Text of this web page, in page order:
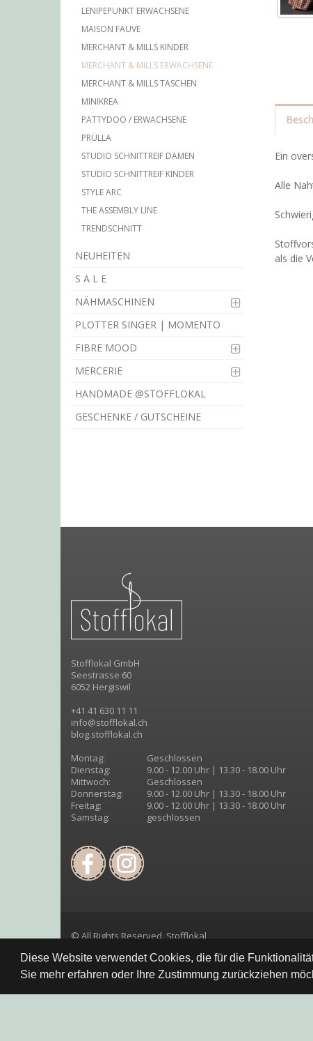
Diese Website verwendet Cookies, die für die
Sie mehr erfahren oder Ihre Zustimmung zurückziehen
LENIPEPUNKT ERWACHSENE
MAISON FAUVE
MERCHANT & MILLS KINDER
MERCHANT & MILLS ERWACHSENE
MERCHANT & MILLS TASCHEN
MINIKREA
PATTYDOO / ERWACHSENE
PRÜLLA
STUDIO SCHNITTREIF DAMEN
STUDIO SCHNITTREIF KINDER
STYLE ARC
THE ASSEMBLY LINE
TRENDSCHNITT
NEUHEITEN
S A L E
NÄHMASCHINEN
PLOTTER SINGER | MOMENTO
FIBRE MOOD
MERCERIE
HANDMADE @STOFFLOKAL
GESCHENKE / GUTSCHEINE
Ein
Alle
als die
Stofflokal GmbH
Seestrasse 60
6052 Hergiswil
+41 41 630 11 11
info@stofflokal.ch
blog.stofflokal.ch
Montag:
Geschlossen
Dienstag:
9.00 - 12.00 Uhr | 13.30 - 18.00 Uhr
Mittwoch:
Geschlossen
Donnerstag:
9.00 - 12.00 Uhr | 13.30 - 18.00 Uhr
Freitag:
9.00 - 12.00 Uhr | 13.30 - 18.00 Uhr
Samstag:
geschlossen
© All Rights Reserved, Stofflokal